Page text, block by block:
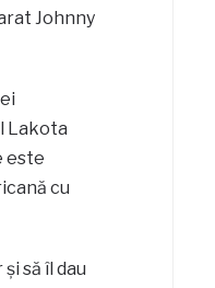
Johnny
Lakota
este
cu
să îl dau